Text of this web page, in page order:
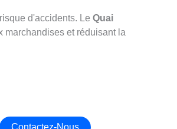
d'accidents. Le Quai
marchandises et réduisant la
Contactez-Nous